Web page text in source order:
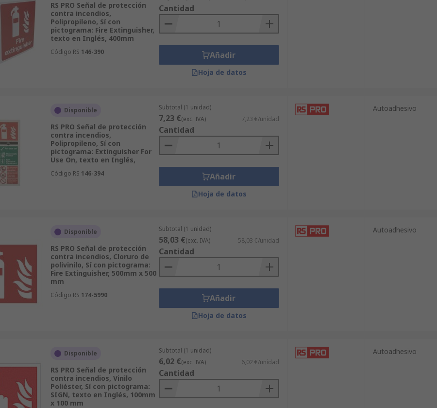
RS PRO Señal de protección
contra incendios,
Polipropileno, Sí con
pictograma: Fire Extinguisher,
texto en Inglés, 400mm
Código RS 146-390
Cantidad
Añadir
Hoja de datos
Disponible
RS PRO Señal de protección
contra incendios,
Polipropileno, Sí con
pictograma: Extinguisher For
Use On, texto en Inglés,
Código RS 146-394
Subtotal (1 unidad)
7,23 €(exc. IVA) 7,23 €/unidad
Cantidad
Añadir
Hoja de datos
Autoadhesivo
Disponible
RS PRO Señal de protección
contra incendios, Cloruro de
polivinilo, Sí con pictograma:
Fire Extinguisher, 500mm x 500
mm
Código RS 174-5990
Subtotal (1 unidad)
58,03 €(exc. IVA) 58,03 €/unidad
Cantidad
Añadir
Hoja de datos
Autoadhesivo
Disponible
RS PRO Señal de protección
contra incendios, Vinilo
Poliéster, Sí con pictograma:
SIGN, texto en Inglés, 100mm
x 100 mm
Subtotal (1 unidad)
6,02 €(exc. IVA) 6,02 €/unidad
Cantidad
Autoadhesivo